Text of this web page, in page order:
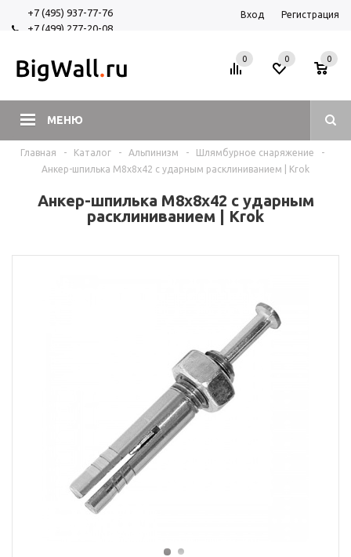
+7 (495) 937-77-76
+7 (499) 277-20-08
Вход Регистрация
МЕНЮ
0 0
0
Главная - Каталог - Альпинизм - Шлямбурное снаряжение
-
Анкер-шпилька М8х8х42 с ударным расклиниванием | Krok
Анкер-шпилька М8х8х42 с ударным
расклиниванием | Krok